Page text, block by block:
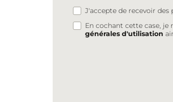
J'accepte de recevoir
En cochant cette case,
générales d'utilisation